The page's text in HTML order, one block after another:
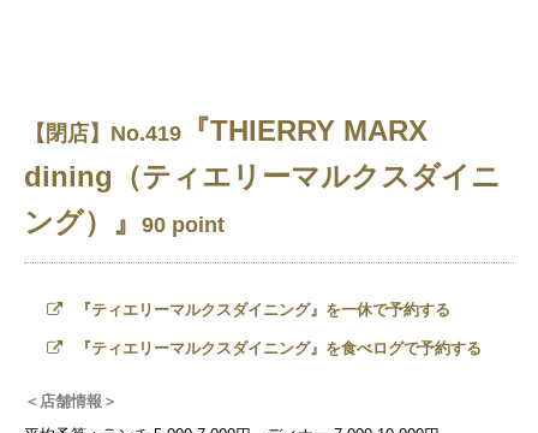
【閉店】No.419
『THIERRY MARX
dining（ティエリーマルクスダイニ
ング）』
90 point
『ティエリーマルクスダイニング』を一休で予約する
『ティエリーマルクスダイニング』を食べログで予約する
＜店舗情報＞